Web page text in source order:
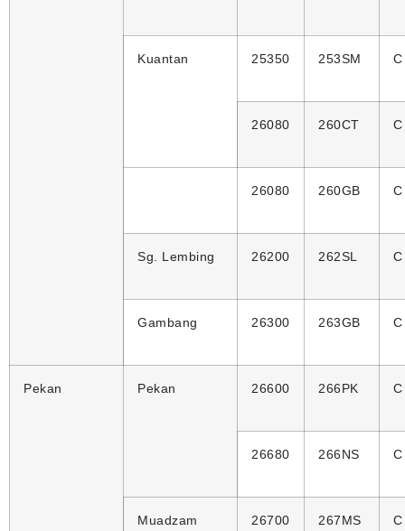
Kuantan 25350 253SM
26080 260CT
26080 260GB
Sg. Lembing 26200 262SL
Gambang 26300 263GB
Pekan Pekan 26600 266PK
26680 266NS
Muadzam 26700 267MS